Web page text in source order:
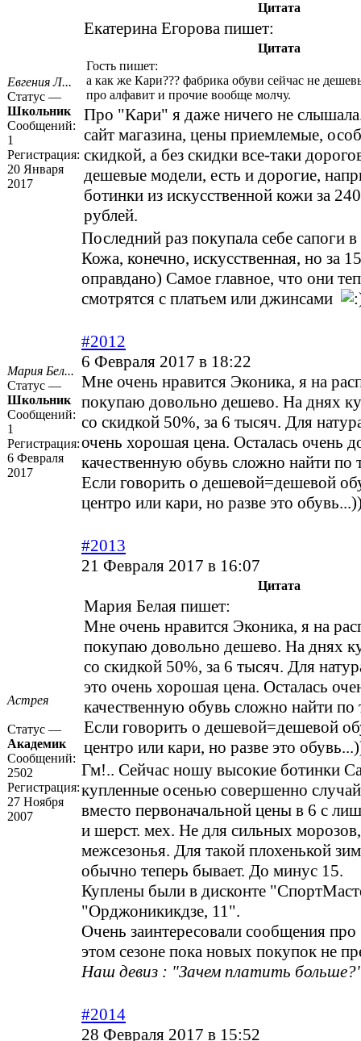
Евгения Л...
Статус —
Школьник
Сообщений:
1
Регистрация:
20 Января
2017
Цитата
Екатерина Егорова пишет:
Цитата
Гость пишет:
а как же Кари??? фабрика обуви сейчас не
про алфавит и прочие вообще молчу.
Про "Кари" я даже ничего не
сайт магазина, цены приемлемые,
скидкой, а без скидки все-таки
дешевые модели, есть и дорогие,
ботинки из искусственной кожи за
рублей.
Последний раз покупала себе сапоги
Кожа, конечно, искусственная, но за
оправдано) Самое главное, что они
смотрятся с платьем или джинсами
Мария Бел...
Статус —
Школьник
Сообщений:
1
Регистрация:
6 Февраля
2017
#2012
6 Февраля 2017 в 18:22
Мне очень нравится Эконика, я на
покупаю довольно дешево. На днях
со скидкой 50%, за 6 тысяч. Для
очень хорошая цена. Осталась очень
качественную обувь сложно найти по
Если говорить о дешевой=дешевой
центро или кари, но разве это
Астрея
Статус —
Академик
Сообщений:
2502
Регистрация:
27 Ноября
2007
#2013
21 Февраля 2017 в 16:07
Цитата
Мария Белая пишет:
Мне очень нравится Эконика, я на
покупаю довольно дешево. На днях
со скидкой 50%, за 6 тысяч. Для
это очень хорошая цена. Осталась
качественную обувь сложно найти по
Если говорить о дешевой=дешевой
центро или кари, но разве это
Гм!.. Сейчас ношу высокие ботинки
купленные осенью совершенно
вместо первоначальной цены в 6 с
и шерст. мех. Не для сильных
межсезонья. Для такой плохенькой
обычно теперь бывает. До минус 15.
Куплены были в дисконте
"Орджоникикдзе, 11".
Очень заинтересовали сообщения
этом сезоне пока новых покупок не
Наш девиз : "Зачем платить
#2014
28 Февраля 2017 в 15:52